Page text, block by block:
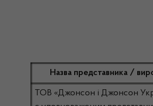
Назва представника /
ТОВ «Джонсон і Джонсон